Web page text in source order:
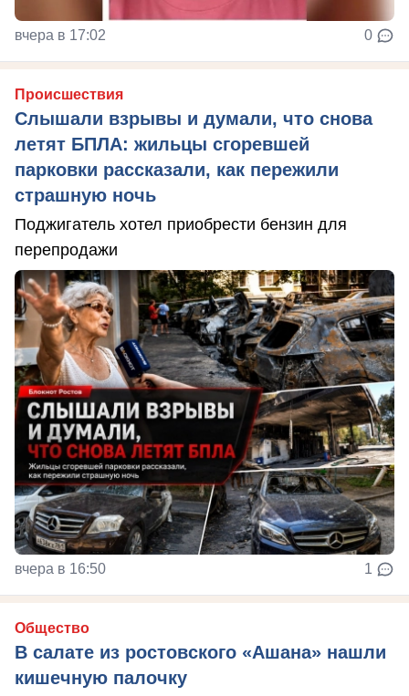
вчера в 17:02 0
Происшествия
Слышали взрывы и думали, что снова
летят БПЛА: жильцы сгоревшей
парковки рассказали, как пережили
страшную ночь
Поджигатель хотел приобрести бензин для
перепродажи
вчера в 16:50 1
Общество
В салате из ростовского «Ашана» нашли
кишечную палочку